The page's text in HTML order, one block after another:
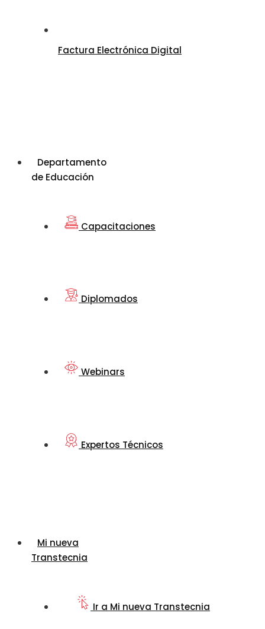
Factura Electrónica Digital
Departamento
de Educación
Capacitaciones
Diplomados
Webinars
Expertos Técnicos
Mi nueva
Transtecnia
Ir a Mi nueva Transtecnia